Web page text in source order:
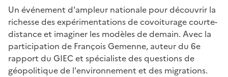
Un événement d'ampleur nationale pour découvrir la
richesse des expérimentations de covoiturage courte-
distance et imaginer les modèles de demain. Avec la
participation de François Gemenne, auteur du 6e
rapport du GIEC et spécialiste des questions de
géopolitique de l'environnement et des migrations.